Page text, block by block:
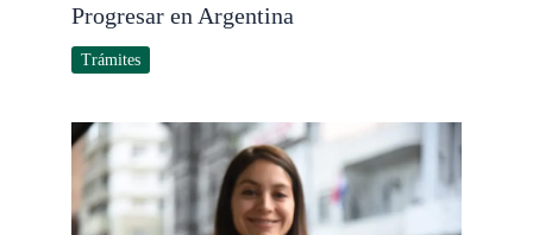
Progresar en Argentina
Trámites